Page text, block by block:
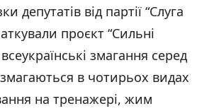
депутатів від партії “Слуга
проєкт “Сильні
змагання серед
змагаються в чотирьох видах
на тренажері, жим